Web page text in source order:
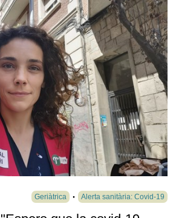
Geriàtrica
Alerta sanitària: Covid-19